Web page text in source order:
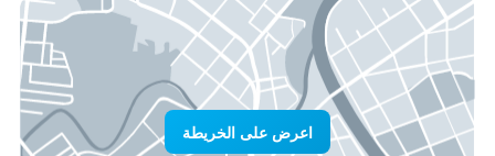
اعرض على الخريطة